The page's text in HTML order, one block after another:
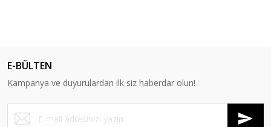
E-BÜLTEN
Kampanya ve duyurulardan ilk siz haberdar olun!